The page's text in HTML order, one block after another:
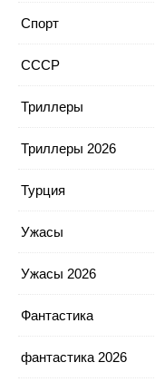
Спорт
СССР
Триллеры
Триллеры 2026
Турция
Ужасы
Ужасы 2026
Фантастика
фантастика 2026